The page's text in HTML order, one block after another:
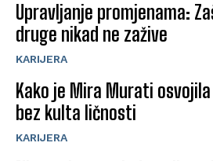
Upravljanje promjenama:
druge nikad ne zažive
KARIJERA
Kako je Mira Murati
bez kulta ličnosti
KARIJERA